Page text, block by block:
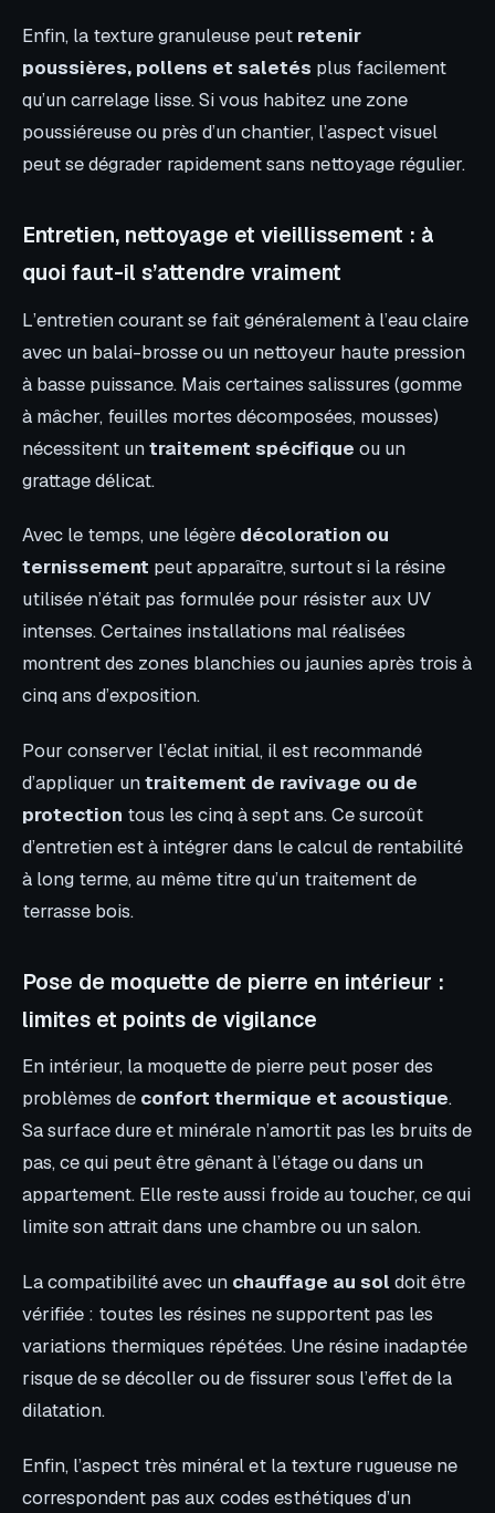
Enfin, la texture granuleuse peut retenir
poussières, pollens et saletés plus facilement
qu’un carrelage lisse. Si vous habitez une zone
poussiéreuse ou près d’un chantier, l’aspect visuel
peut se dégrader rapidement sans nettoyage régulier.
Entretien, nettoyage et vieillissement : à
quoi faut-il s’attendre vraiment
L’entretien courant se fait généralement à l’eau claire
avec un balai-brosse ou un nettoyeur haute pression
à basse puissance. Mais certaines salissures (gomme
à mâcher, feuilles mortes décomposées, mousses)
nécessitent untraitement spécifique ou un
grattage délicat.
Avec le temps, une légère décoloration ou
ternissement peut apparaître, surtout si la résine
utilisée n’était pas formulée pour résister aux UV
intenses. Certaines installations mal réalisées
montrent des zones blanchies ou jaunies après trois à
cinq ans d’exposition.
Pour conserver l’éclat initial, il est recommandé
d’appliquer untraitement de ravivage ou de
protection tous les cinq à sept ans. Ce surcoût
d’entretien est à intégrer dans le calcul de rentabilité
à long terme, au même titre qu’un traitement de
terrasse bois.
Pose de moquette de pierre en intérieur :
limites et points de vigilance
En intérieur, la moquette de pierre peut poser des
problèmes de confort thermique et acoustique.
Sa surface dure et minérale n’amortit pas les bruits de
pas, ce qui peut être gênant à l’étage ou dans un
appartement. Elle reste aussi froide au toucher, ce qui
limite son attrait dans une chambre ou un salon.
La compatibilité avec un chauffage au sol doit être
vérifiée : toutes les résines ne supportent pas les
variations thermiques répétées. Une résine inadaptée
risque de se décoller ou de fissurer sous l’effet de la
dilatation.
Enfin, l’aspect très minéral et la texture rugueuse ne
correspondent pas aux codes esthétiques d’un